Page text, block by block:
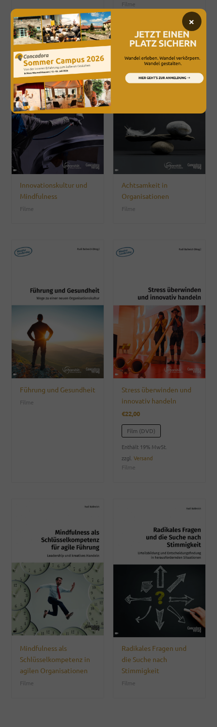
Filme
Innovationskultur und
Mindfulness
Filme
Achtsamkeit in
Organisationen
Filme
Führung und Gesundheit
Filme
Stress überwinden und
innovativ handeln
€22,00
Film (DVD)
Enthält 19% MwSt.
zzgl. Versand
Filme
Mindfulness als
Schlüsselkompetenz in
agilen Organisationen
Filme
Radikales Fragen und
die Suche nach
Stimmigkeit
Filme
×